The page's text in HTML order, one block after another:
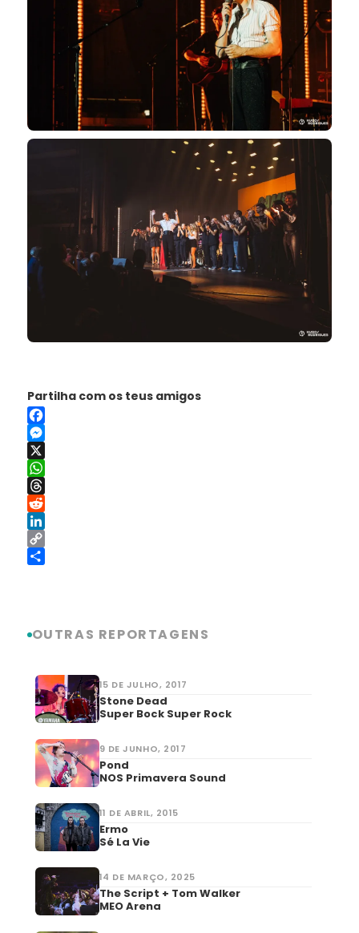
Partilha com os teus amigos
Facebook
Messenger
X
WhatsApp
Threads
Reddit
LinkedIn
Copy
OUTRAS REPORTAGENS
15 DE JULHO, 2017
Stone Dead
Super Bock Super Rock
9 DE JUNHO, 2017
Pond
NOS Primavera Sound
11 DE ABRIL, 2015
Ermo
Sé La Vie
14 DE MARÇO, 2025
The Script + Tom Walker
MEO Arena